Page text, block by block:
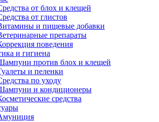
от блох и клещей
от глистов
и пищевые добавки
препараты
поведения
и гигиена
против блох и клещей
и пеленки
по уходу
и кондиционеры
средства